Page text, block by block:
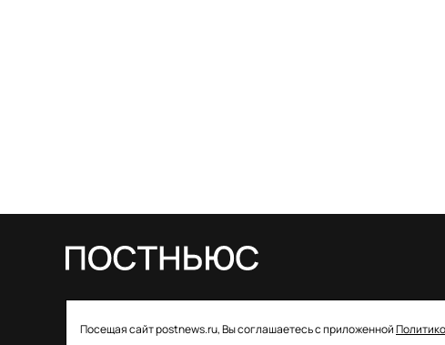
Посещая сайт postnews.ru, Вы соглашаетесь с приложенной
о регистрации СМИ: ЭЛ № ФС 77–85757 от 22 августа